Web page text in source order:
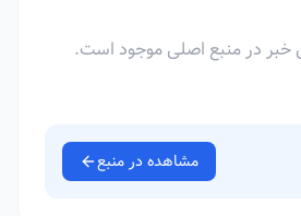
خبر در منبع اصلی موجود است.
مشاهده در منبع